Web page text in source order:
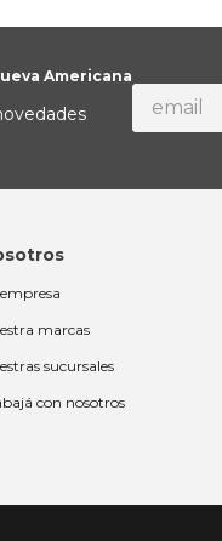
Americana
marcas
sucursales
con nosotros